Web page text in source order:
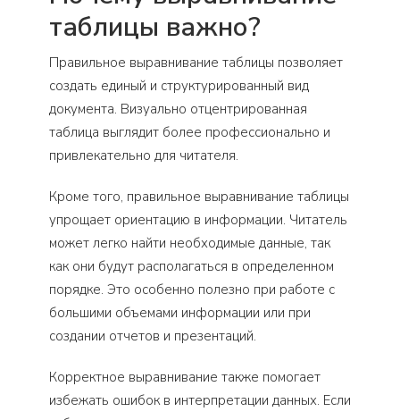
таблицы важно?
Правильное выравнивание таблицы позволяет
создать единый и структурированный вид
документа. Визуально отцентрированная
таблица выглядит более профессионально и
привлекательно для читателя.
Кроме того, правильное выравнивание таблицы
упрощает ориентацию в информации. Читатель
может легко найти необходимые данные, так
как они будут располагаться в определенном
порядке. Это особенно полезно при работе с
большими объемами информации или при
создании отчетов и презентаций.
Корректное выравнивание также помогает
избежать ошибок в интерпретации данных. Если